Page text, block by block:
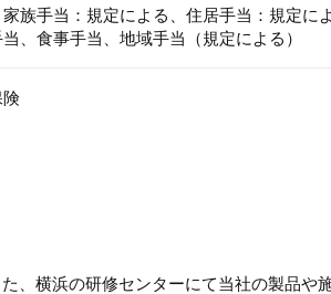
族手当：規定による、住居手当：規定によ
、食事手当、地域手当（規定による）
険
、横浜の研修センターにて当社の製品や